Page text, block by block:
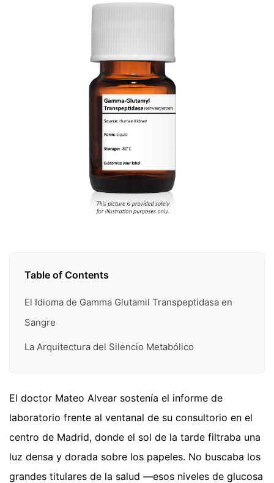
Table of Contents
El Idioma de Gamma Glutamil Transpeptidasa en
Sangre
La Arquitectura del Silencio Metabólico
El doctor Mateo Alvear sostenía el informe de
laboratorio frente al ventanal de su consultorio en el
centro de Madrid, donde el sol de la tarde filtraba una
luz densa y dorada sobre los papeles. No buscaba los
grandes titulares de la salud —esos niveles de glucosa